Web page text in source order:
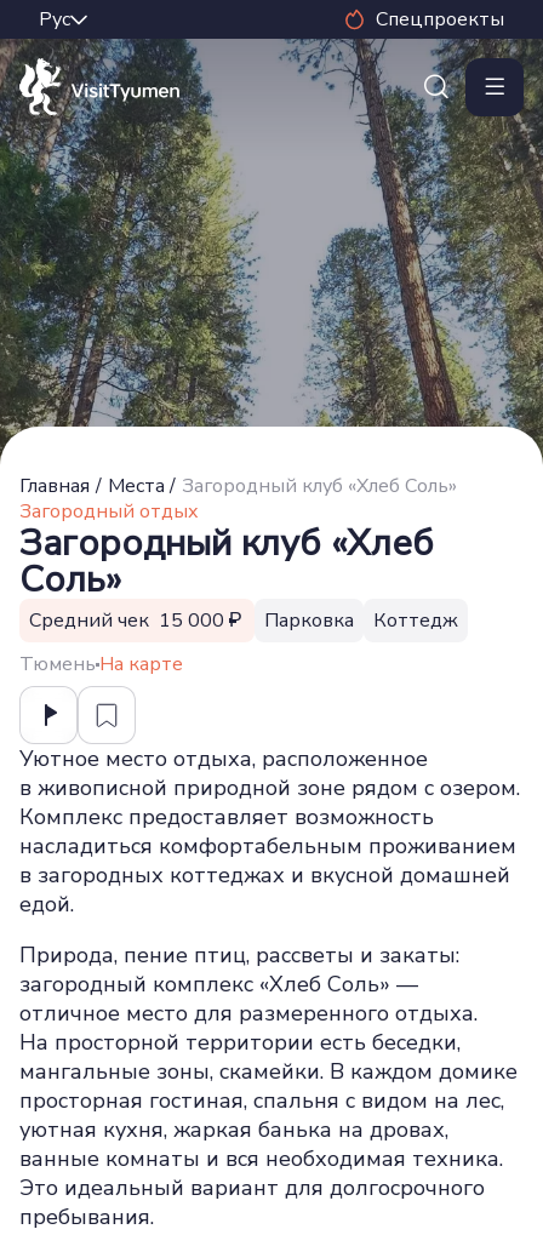
Спецпроекты
Главная / Места / Загородный клуб «Хлеб Соль»
Загородный отдых
Загородный клуб «Хлеб
Соль»
Средний чек 15 000 Парковка
Коттедж
Тюмень На карте
Уютное место отдыха, расположенное
в живописной природной зоне рядом с озером.
Комплекс предоставляет возможность
насладиться комфортабельным проживанием
в загородных коттеджах и вкусной домашней
едой.
Природа, пение птиц, рассветы и закаты:
загородный комплекс «Хлеб Соль» —
отличное место для размеренного отдыха.
На просторной территории есть беседки,
мангальные зоны, скамейки. В каждом домике
просторная гостиная, спальня с видом на лес,
уютная кухня, жаркая банька на дровах,
ванные комнаты и вся необходимая техника.
Это идеальный вариант для долгосрочного
пребывания.